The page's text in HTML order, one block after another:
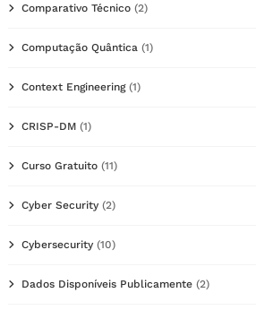
Comparativo Técnico (2)
Computação Quântica (1)
Context Engineering(1)
CRISP-DM (1)
Curso Gratuito (11)
Cyber Security (2)
Cybersecurity (10)
Dados Disponíveis Publicamente (2)